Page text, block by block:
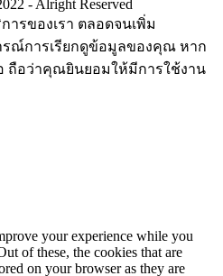
ารของเรา ตลอดจนเพิ่ม
ณ์การเรียกดูข้อมูลของคุณ หาก
ถือว่าคุณยินยอมให้มีการใช้งาน
your experience while you
of these, the cookies that are
on your browser as they are